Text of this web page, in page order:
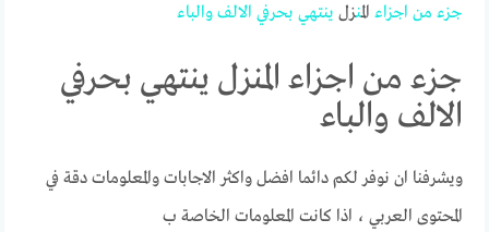
جزء من اجزاء المنزل ينتهي بحرفي الالف والباء
جزء من اجزاء المنزل ينتهي بحرفي
الالف والباء
ويشرفنا ان نوفر لكم دائما افضل واكثر الاجابات والمعلومات دقة في
المحتوى العربي ، اذا كانت المعلومات الخاصة ب